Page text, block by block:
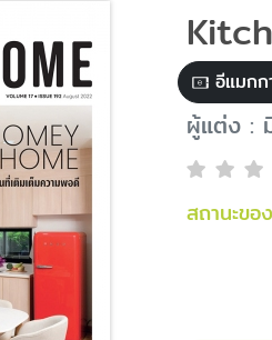
อีแมกก
ผู้แต่ง :
สถานะข